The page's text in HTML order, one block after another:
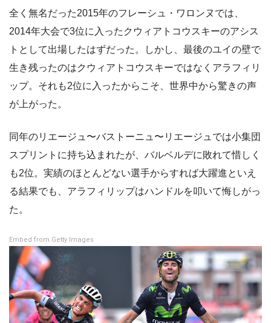
全く無名だった2015年のフレーシュ・ワロンヌでは、
2014年大会で3位に入ったクウィアトコウスキーのアシス
トとして出場したはずだった。しかし、最後のユイの壁で
生き残ったのはクウィアトコウスキーではなくアラフィリ
ップ。それも2位に入ったからこそ、世界中から驚きの声
が上がった。
同年のリエージュ〜バストーニュ〜リエージュでは小集団
スプリントに持ち込まれたが、バルベルデに敗れて惜しく
も2位。実績のほとんどない選手からすれば大躍進といえ
る結果でも、アラフィリップはハンドルを叩いて悔しがっ
た。
Embed from Getty Images